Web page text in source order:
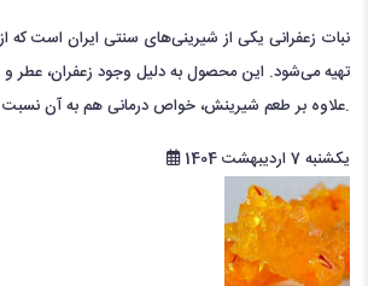
نبات زعفرانی یکی از شیرینی‌های سنتی ایران است که
تهیه می‌شود. این محصول به دلیل وجود زعفران، عطر
علاوه بر طعم شیرینش، خواص درمانی هم به آن نسبت داده می‌شود.
یکشنبه 7 اردیبهشت 1404